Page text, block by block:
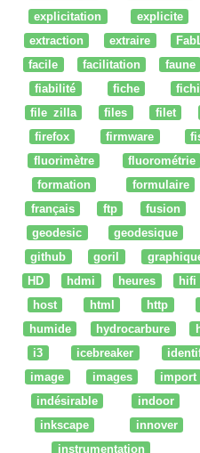
explicitation
explicite
extraction
extraire
facile
facilitation faune
fiabilité
fiche
file zilla
files filet
firefox
firmware
fluorimètre
fluorométrie
formation
formulaire
français
ftp fusion
geodesic
geodesique
github
goril
HD
hdmi heures hifi
host
html http
humide
hydrocarbure
i3
icebreaker
image
images import
indésirable
indoor
inkscape
innover
instrumentation